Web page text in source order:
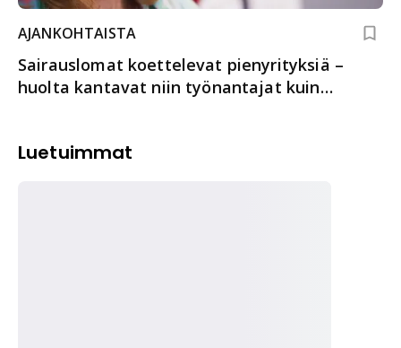
AJANKOHTAISTA
Sairauslomat koettelevat pienyrityksiä –
huolta kantavat niin työnantajat kuin
Luetuimmat